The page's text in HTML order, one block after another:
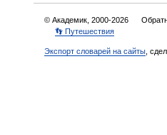
© Академик, 2000-2026
👣 Путешествия
Экспорт словарей на сайты ,